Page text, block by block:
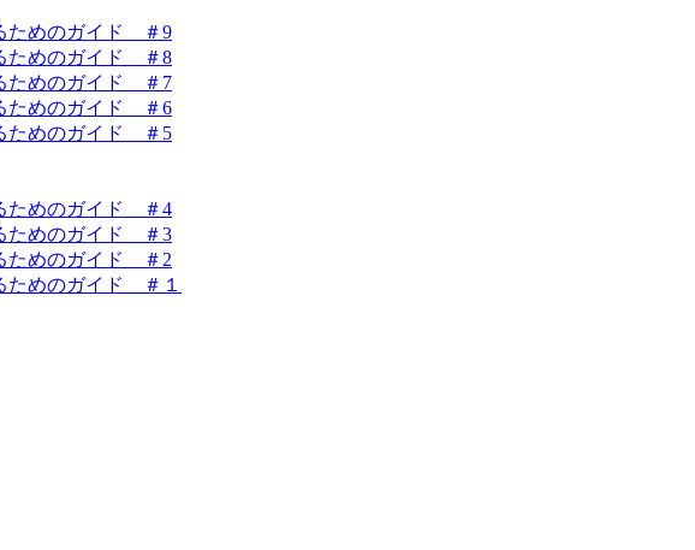
ためのガイド ＃9
ためのガイド ＃8
ためのガイド ＃7
ためのガイド ＃6
ためのガイド ＃5
ためのガイド ＃4
ためのガイド ＃3
ためのガイド ＃2
ためのガイド ＃１